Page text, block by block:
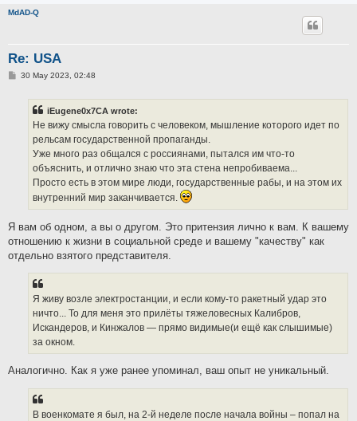
MdAD-Q
Re: USA
P30 May 2023, 02:48
iEugene0x7CA wrote:
Не вижу смысла говорить с человеком, мышление которого идет по
рельсам государственной пропаганды.
Уже много раз общался с россиянами, пытался им что-то
объяснить, и отлично знаю что эта стена непробиваема...
Просто есть в этом мире люди, государственные рабы, и на этом их
внутренний мир заканчивается.
Я вам об одном, а вы о другом. Это притензия лично к вам. К вашему
отношению к жизни в социальной среде и вашему "качеству" как
отдельно взятого представителя.
Я живу возле электростанции, и если кому-то ракетный удар это
ничто... То для меня это прилёты тяжеловесных Калибров,
Искандеров, и Кинжалов — прямо видимые(и ещё как слышимые)
за окном.
Аналогично. Как я уже ранее упоминал, ваш опыт не уникальный.
В военкомате я был, на 2-й неделе после начала войны – попал на